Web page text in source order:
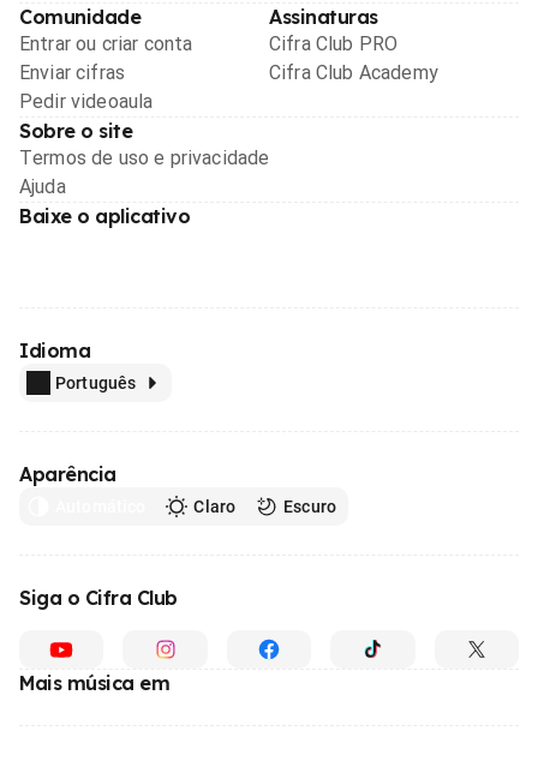
Comunidade
Entrar ou criar conta
Enviar cifras
Pedir videoaula
Assinaturas
Cifra Club PRO
Cifra Club Academy
Sobre o site
Termos de uso e privacidade
Ajuda
Baixe o aplicativo
Idioma
Português
Aparência
Claro Escuro
Siga o Cifra Club
Mais música em